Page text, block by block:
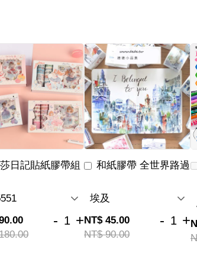
日記貼紙膠帶組
- +
和紙膠帶 全世界路過
NT$ 45.00
NT$ 90.00
- +